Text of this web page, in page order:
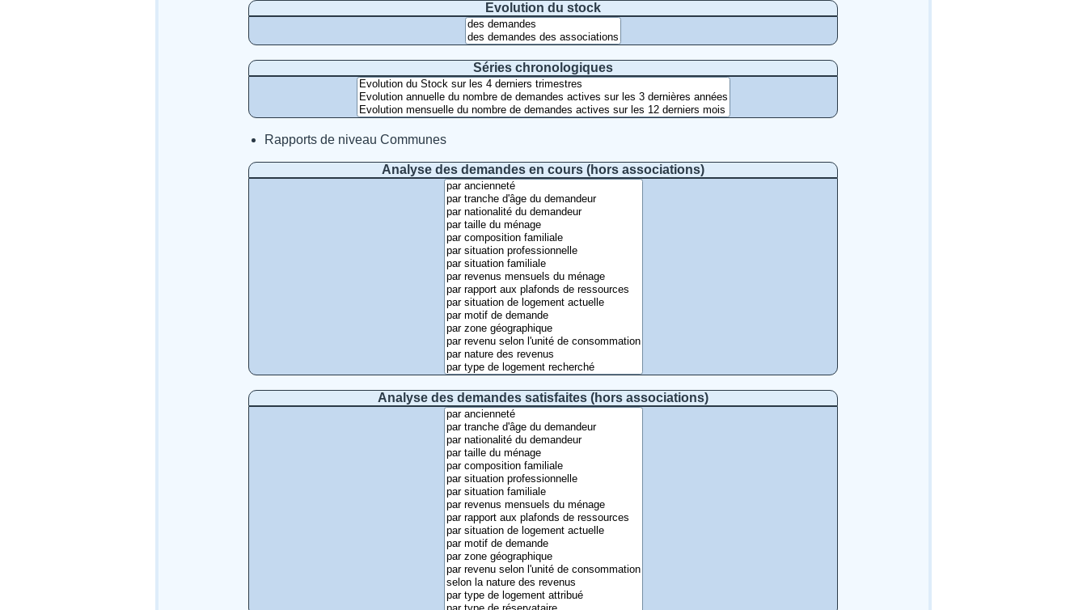
Evolution du stock
Séries chronologiques
Rapports de niveau Communes
Analyse des demandes en cours (hors associations)
Analyse des demandes satisfaites (hors associations)